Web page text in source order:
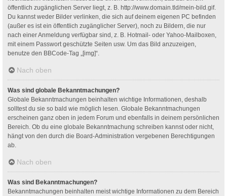
öffentlich zugänglichen Server liegt, z. B. http://www.domain.tld/mein-bild.gif.
Du kannst weder Bilder verlinken, die sich auf deinem eigenen PC befinden
(außer es ist ein öffentlich zugänglicher Server), noch zu Bildern, die nur
nach einer Anmeldung verfügbar sind, z. B. Hotmail- oder Yahoo-Mailboxen,
mit einem Passwort geschützte Seiten usw. Um das Bild anzuzeigen,
benutze den BBCode-Tag „[img]“.
Nach oben
Was sind globale Bekanntmachungen?
Globale Bekanntmachungen beinhalten wichtige Informationen, deshalb
solltest du sie so bald wie möglich lesen. Globale Bekanntmachungen
erscheinen ganz oben in jedem Forum und ebenfalls in deinem persönlichen
Bereich. Ob du eine globale Bekanntmachung schreiben kannst oder nicht,
hängt von den durch die Board-Administration vergebenen Berechtigungen
ab.
Nach oben
Was sind Bekanntmachungen?
Bekanntmachungen beinhalten meist wichtige Informationen zu dem Bereich